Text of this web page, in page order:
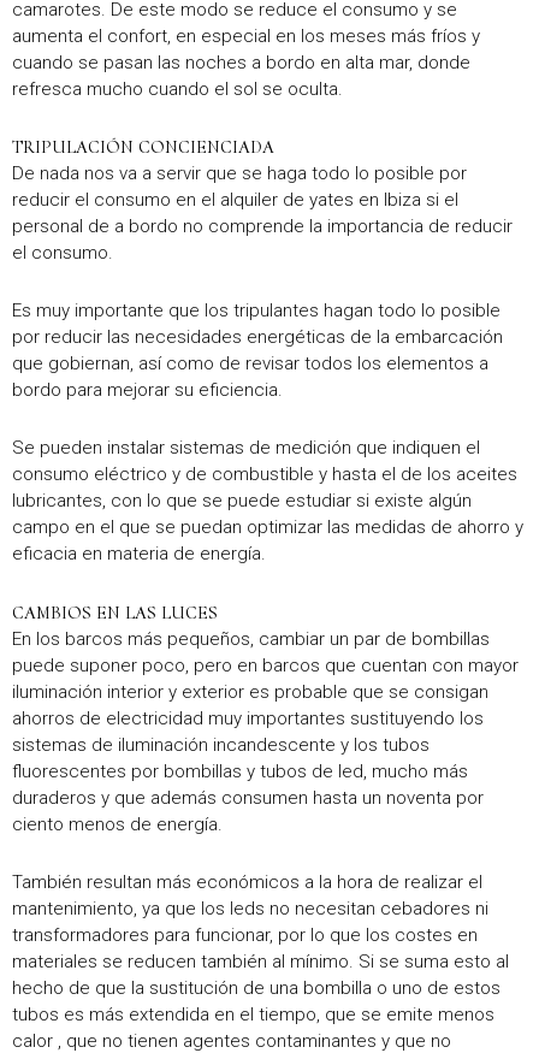
camarotes. De este modo se reduce el consumo y se
aumenta el confort, en especial en los meses más fríos y
cuando se pasan las noches a bordo en alta mar, donde
refresca mucho cuando el sol se oculta.
TRIPULACIÓN CONCIENCIADA
De nada nos va a servir que se haga todo lo posible por
reducir el consumo en el alquiler de yates en Ibiza si el
personal de a bordo no comprende la importancia de reducir
el consumo.
Es muy importante que los tripulantes hagan todo lo posible
por reducir las necesidades energéticas de la embarcación
que gobiernan, así como de revisar todos los elementos a
bordo para mejorar su eficiencia.
Se pueden instalar sistemas de medición que indiquen el
consumo eléctrico y de combustible y hasta el de los aceites
lubricantes, con lo que se puede estudiar si existe algún
campo en el que se puedan optimizar las medidas de ahorro y
eficacia en materia de energía.
CAMBIOS EN LAS LUCES
En los barcos más pequeños, cambiar un par de bombillas
puede suponer poco, pero en barcos que cuentan con mayor
iluminación interior y exterior es probable que se consigan
ahorros de electricidad muy importantes sustituyendo los
sistemas de iluminación incandescente y los tubos
fluorescentes por bombillas y tubos de led, mucho más
duraderos y que además consumen hasta un noventa por
ciento menos de energía.
También resultan más económicos a la hora de realizar el
mantenimiento, ya que los leds no necesitan cebadores ni
transformadores para funcionar, por lo que los costes en
materiales se reducen también al mínimo. Si se suma esto al
hecho de que la sustitución de una bombilla o uno de estos
tubos es más extendida en el tiempo, que se emite menos
calor , que no tienen agentes contaminantes y que no